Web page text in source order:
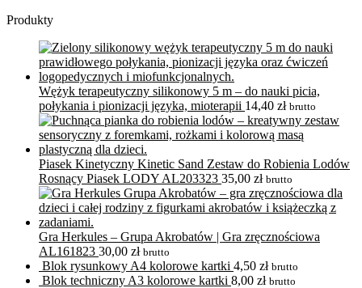
Produkty
Wężyk terapeutyczny silikonowy 5 m – do nauki picia,
połykania i pionizacji języka, mioterapii 14,40 zł brutto
Piasek Kinetyczny Kinetic Sand Zestaw do Robienia Lodów
Rosnący Piasek LODY AL203323 35,00 zł brutto
Gra Herkules – Grupa Akrobatów | Gra zręcznościowa
AL161823 30,00 zł brutto
Blok rysunkowy A4 kolorowe kartki 4,50 zł brutto
Blok techniczny A3 kolorowe kartki 8,00 zł brutto